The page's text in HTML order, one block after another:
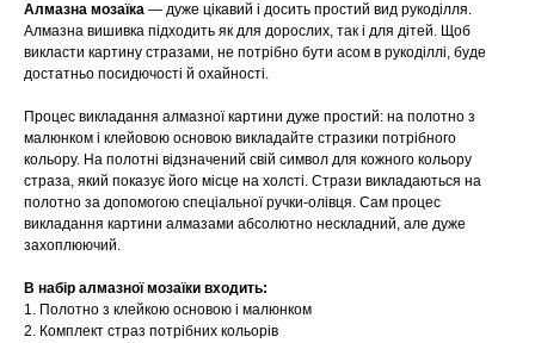
Алмазна мозаїка — дуже цікавий і досить простий вид рукоділля.
Алмазна вишивка підходить як для дорослих, так і для дітей. Щоб
викласти картину стразами, не потрібно бути асом в рукоділлі, буде
достатньо посидючості й охайності.
Процес викладання алмазної картини дуже простий: на полотно з
малюнком і клейовою основою викладайте стразики потрібного
кольору. На полотні відзначений свій символ для кожного кольору
страза, який показує його місце на холсті. Стрази викладаються на
полотно за допомогою спеціальної ручки-олівця. Сам процес
викладання картини алмазами абсолютно нескладний, але дуже
захоплюючий.
В набір алмазної мозаїки входить:
1. Полотно з клейкою основою і малюнком
2. Комплект страз потрібних кольорів